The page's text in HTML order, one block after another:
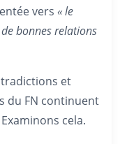
vers « le
bonnes relations
et
du FN continuent
cela.